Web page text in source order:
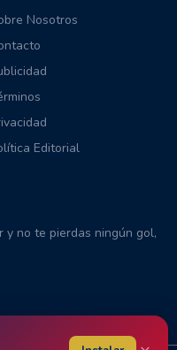
Nosotros
Editorial
no te pierdas ningún gol,